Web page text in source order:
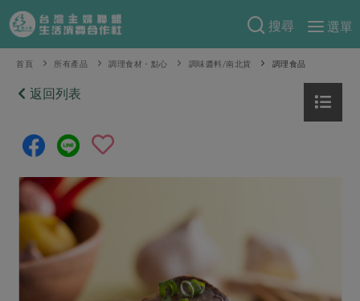
搜尋
選單
產品分類
當季蔬果
芽苗類
辛香料類
奶蛋豆・五穀
米麵雜糧
食譜料理
食材
麵食
海鮮
特別企畫
預購活動
把最好的台灣味帶回家！
防災用品預購圓滿結束
2026年端午節預購圓滿結束
綠主張
觀點文章
主婦食堂
合作聯合國
關於合作社
認識合作社
重要公告
首頁 所有產品 調理食材・點心 調味醬料/南北貨 調理食品
返回列表